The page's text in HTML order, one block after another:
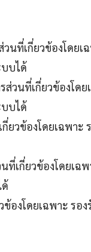
นที่เกี่ยวข้องโดยเ
บได้
วนที่เกี่ยวข้องโด
บได้
ยวข้องโดยเฉพาะ
ที่เกี่ยวข้องโดยเฉ
องโดยเฉพาะ รอ